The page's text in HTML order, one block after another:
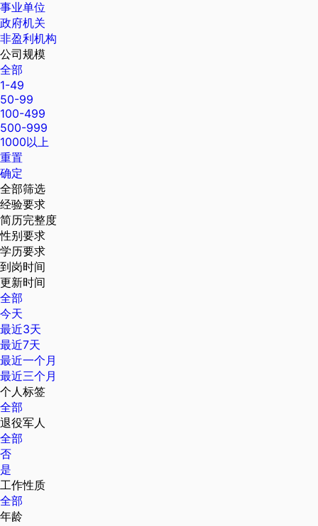
事业单位
政府机关
非盈利机构
公司规模
全部
1-49
50-99
100-499
500-999
1000以上
重置
确定
全部筛选
经验要求
简历完整度
性别要求
学历要求
到岗时间
更新时间
全部
今天
最近3天
最近7天
最近一个月
最近三个月
个人标签
全部
退役军人
全部
否
是
工作性质
全部
年龄